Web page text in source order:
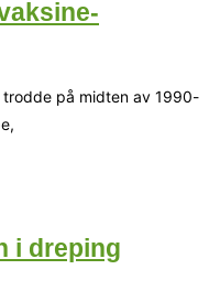
på midten av 1990-
i dreping